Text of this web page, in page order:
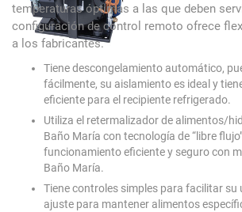
temperaturas óptimas a las que deben
configuración de control remoto ofrece
a los fabricantes.
Tiene descongelamiento automático,
fácilmente, su aislamiento es ideal y
eficiente para el recipiente refrigerado.
Utiliza el retermalizador de alimentos/
Baño María con tecnología de “libre
funcionamiento eficiente y seguro con
Baño María.
Tiene controles simples para facilitar su
ajuste para mantener alimentos